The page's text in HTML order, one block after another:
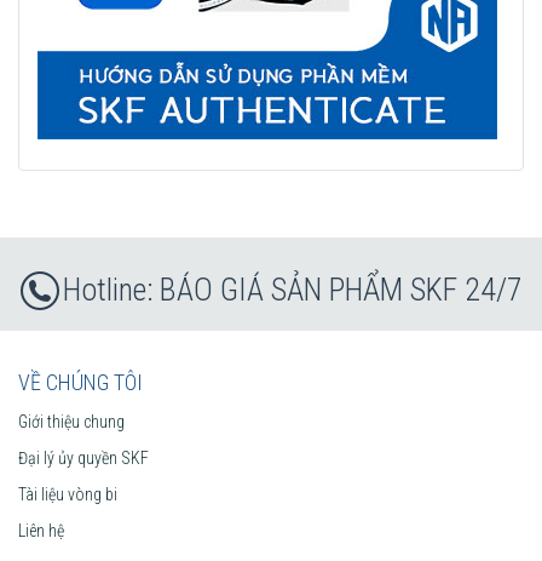
BÁO GIÁ SẢN PHẨM SKF 24/7
VỀ CHÚNG TÔI
Giới thiệu chung
Đại lý ủy quyền SKF
Tài liệu vòng bi
Liên hệ